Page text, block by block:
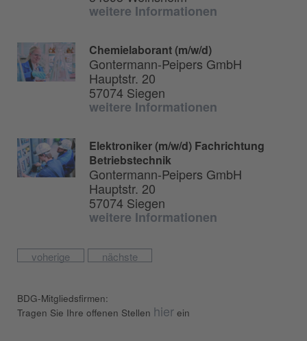
weitere Informationen
Chemielaborant (m/w/d)
Gontermann-Peipers GmbH
Hauptstr. 20
57074 Siegen
weitere Informationen
Elektroniker (m/w/d) Fachrichtung
Betriebstechnik
Gontermann-Peipers GmbH
Hauptstr. 20
57074 Siegen
weitere Informationen
voherige nächste
BDG-Mitgliedsfirmen:
Tragen Sie Ihre offenen Stellen hier ein